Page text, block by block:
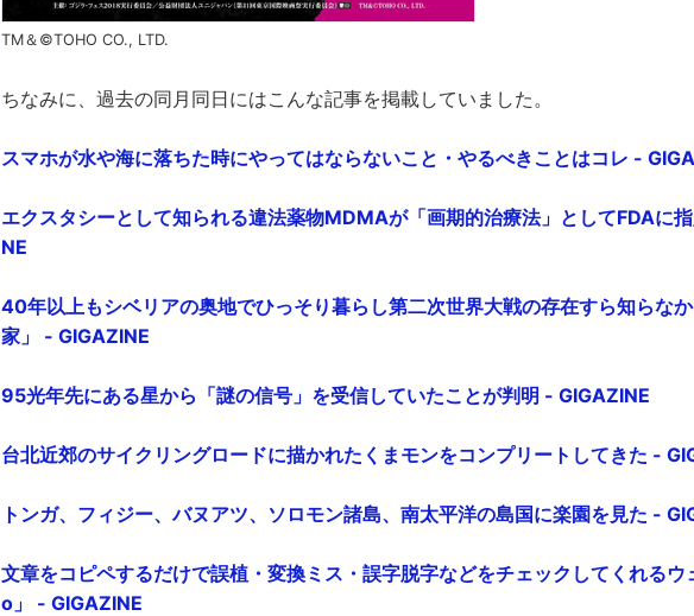
TM＆©TOHO CO., LTD.
ちなみに、過去の同月同日にはこんな記事を掲載していました。
スマホが水や海に落ちた時にやってはならないこと・やるべきことはコレ -
エクスタシーとして知られる違法薬物MDMAが「画期的治療法」としてFDAに
NE
40年以上もシベリアの奥地でひっそり暮らし第二次世界大戦の存在すら知らな
家」 - GIGAZINE
95光年先にある星から「謎の信号」を受信していたことが判明 - GIGAZINE
台北近郊のサイクリングロードに描かれたくまモンをコンプリートしてきた -
トンガ、フィジー、バヌアツ、ソロモン諸島、南太平洋の島国に楽園を見た -
文章をコピペするだけで誤植・変換ミス・誤字脱字などをチェックしてくれる
o」 - GIGAZINE